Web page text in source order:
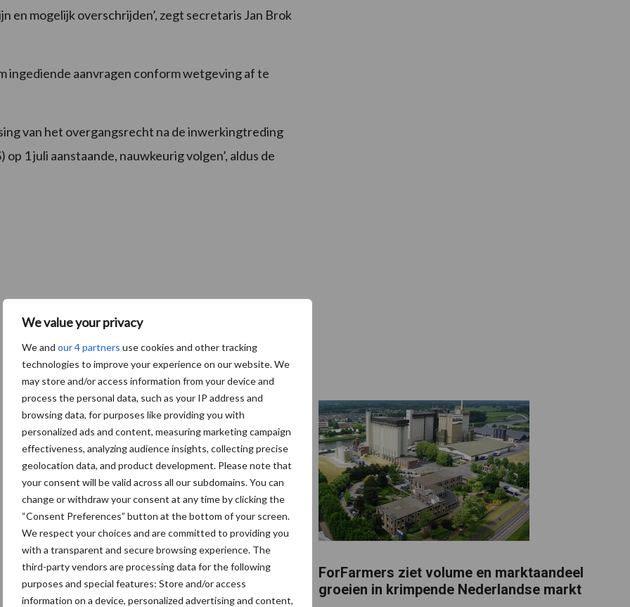
We value your privacy
We and our 4 partners use cookies and other tracking
technologies to improve your experience on our website. We
may store and/or access information from your device and
process the personal data, such as your IP address and
browsing data, for purposes like providing you with
personalized ads and content, measuring marketing campaign
effectiveness, analyzing audience insights, collecting precise
geolocation data, and product development. Please note that
your consent will be valid across all our subdomains. You can
change or withdraw your consent at any time by clicking the
“Consent Preferences” button at the bottom of your screen.
We respect your choices and are committed to providing you
with a transparent and secure browsing experience. The
third-party vendors are processing data for the following
purposes and special features: Store and/or access
information on a device, personalized advertising and content,
en mogelijk overschrijden’, zegt secretaris Jan Brok
ingediende aanvragen conform wetgeving af te
van het overgangsrecht na de inwerkingtreding
1 juli aanstaande, nauwkeurig volgen’, aldus de
De speenhuid: een vaak onderschatte
risicofactor voor mastitis
ForFarmers ziet volume en marktaandeel
groeien in krimpende Nederlandse markt